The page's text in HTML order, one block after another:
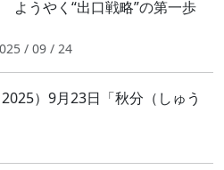
うやく“出口戦略”の第一歩
/ 09 / 24
）9月23日「秋分（しゅう